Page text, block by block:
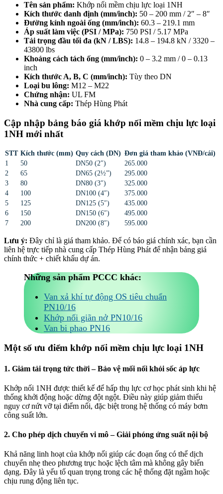
Tên sản phẩm: Khớp nối mềm chịu lực loại 1NH
Kích thước danh định (mm/inch): 50 – 200 mm / 2″ – 8″
Đường kính ngoài ống (mm/inch): 60.3 – 219.1 mm
Áp suất làm việc (PSI / MPa): 750 PSI / 5.17 MPa
Tải trọng đầu tối đa (kN / LBS): 14.8 – 194.8 kN / 3320 –
43800 lbs
Khoảng cách tách ống (mm/inch): 0 – 3.2 mm / 0 – 0.13
inch
Kích thước A, B, C (mm/inch): Tùy theo DN
Loại bu lông: M12 – M22
Chứng nhận: UL FM
Nhà cung cấp: Thép Hùng Phát
Cập nhập bảng báo giá khớp nối mềm chịu lực loại
1NH mới nhất
STT Kích thước (mm) Quy cách (DN) Đơn giá tham khảo (VNĐ/cái)
1
50 DN50 (2″)
265.000
2
65 DN65 (2½”)
295.000
3
80 DN80 (3″)
325.000
4
100 DN100 (4″)
375.000
5
125 DN125 (5″)
435.000
6
150 DN150 (6″)
495.000
7
200 DN200 (8″) 595.000
Lưu ý: Đây chỉ là giá tham khảo. Để có báo giá chính xác, bạn cần
liên hệ trực tiếp nhà cung cấp Thép Hùng Phát để nhận bảng giá
chính thức + chiết khấu dự án.
Những sản phẩm PCCC khác:
Van xả khí tự động OS tiêu chuẩn
PN10/16
Khớp nối giãn nở PN10/16
Van bi phao PN16
Một số ưu điểm khớp nối mềm chịu lực loại 1NH
1. Giảm tải trọng tức thời – Bảo vệ mối nối khỏi sốc áp lực
Khớp nối 1NH được thiết kế để hấp thụ lực cơ học phát sinh khi hệ
thống khởi động hoặc dừng đột ngột. Điều này giúp giảm thiểu
nguy cơ nứt vỡ tại điểm nối, đặc biệt trong hệ thống có máy bơm
công suất lớn.
2. Cho phép dịch chuyển vi mô – Giải phóng ứng suất nội bộ
Khả năng linh hoạt của khớp nối giúp các đoạn ống có thể dịch
chuyển nhẹ theo phương trục hoặc lệch tâm mà không gây biến
dạng. Đây là yếu tố quan trọng trong các hệ thống đặt ngầm hoặc
chịu rung động liên tục.